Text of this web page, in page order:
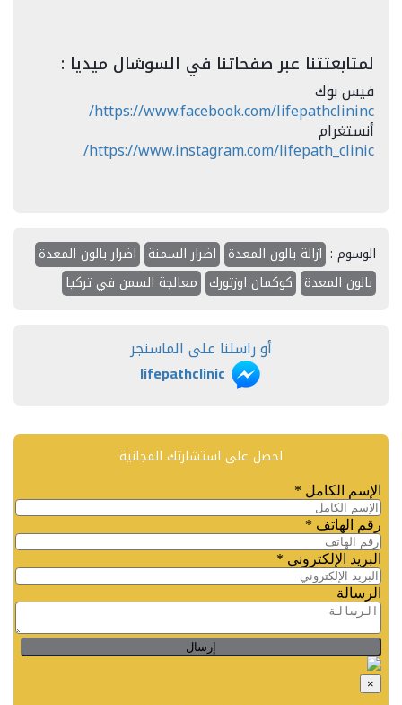
لمتابعتتنا عبر صفحاتنا في السوشال ميديا :
فيس بوك
https://www.facebook.com/lifepathclininc/
أنستغرام
https://www.instagram.com/lifepath_clinic/
الوسوم : ازالة بالون المعدة اضرار السمنة اضرار بالون المعدة
بالون المعدة كوكمان اوزتورك معالجة السمن في تركيا
أو راسلنا على الماسنجر
lifepathclinic
احصل على استشارتك المجانية